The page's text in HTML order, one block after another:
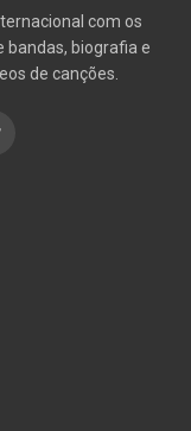
com os
bandas, biografia e
de canções.